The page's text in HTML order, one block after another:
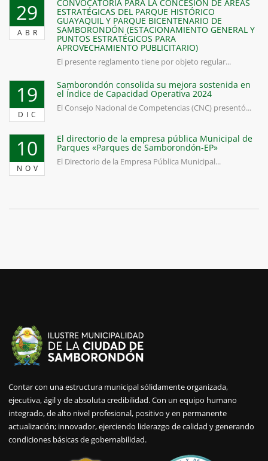
29
ABR
CONVOCATORIA PARA LA CONCESIÓN DE ÁREAS
ESTRATÉGICAS DEL PARQUE HISTÓRICO
GUAYAQUIL Y PARQUE BICENTENARIO DE
SAMBORONDÓN (ESTACIONAMIENTO GENERAL Y
PUNTOS ESTRATÉGICOS PARA
APROVECHAMIENTO PUBLICITARIO)
El presente reglamento tiene por objeto regular...
19
DIC
Samborondón consolida su mejora sostenida en
el Índice de Capacidad Operativa 2024
El Consejo Nacional de Competencias (CNC) presentó...
10
NOV
El directorio de la empresa pública Municipal de
Parques «Parques de Samborondón-EP»
El Directorio de la Empresa Pública Municipal...
Contar con una estructura municipal sólidamente organizada,
ejecutiva, ágil y de absoluta credibilidad. Con un equipo humano
integrado, de alto nivel profesional, positivo y en permanente
actualización; innovador, ejerciendo liderazgo de calidad y generando
condiciones básicas de gobernabilidad.